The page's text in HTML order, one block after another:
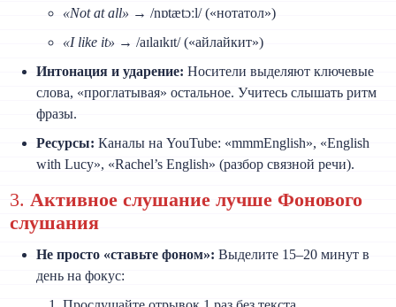
«Not at all» → /nɒtætɔːl/ («нотатол»)
«I like it» → /aɪlaɪkɪt/ («айлайкит»)
Интонация и ударение: Носители выделяют ключевые
слова, «проглатывая» остальное. Учитесь слышать ритм
фразы.
Ресурсы: Каналы на YouTube: «mmmEnglish», «English
with Lucy», «Rachel’s English» (разбор связной речи).
3.Активное слушание лучше Фонового
слушания
Не просто «ставьте фоном»: Выделите 15–20 минут в
день на фокус: